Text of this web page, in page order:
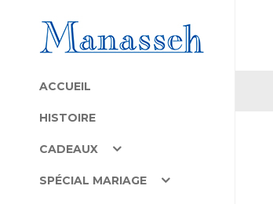
ACCUEIL
HISTOIRE
CADEAUX
SPÉCIAL MARIAGE